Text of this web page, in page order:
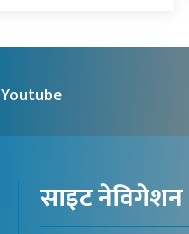
Youtube
साइट नेविगेशन